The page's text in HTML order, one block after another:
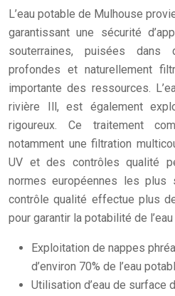
L’eau potable de Mulhouse
garantissant une sécurité
souterraines, puisées dans
profondes et naturellement
importante des ressources.
rivière Ill, est également
rigoureux. Ce traitement
notamment une filtration
UV et des contrôles qualité
normes européennes les plus
contrôle qualité effectue plus
pour garantir la potabilité de
Exploitation de nappes
d’environ 70% de l’eau
Utilisation d’eau de surface